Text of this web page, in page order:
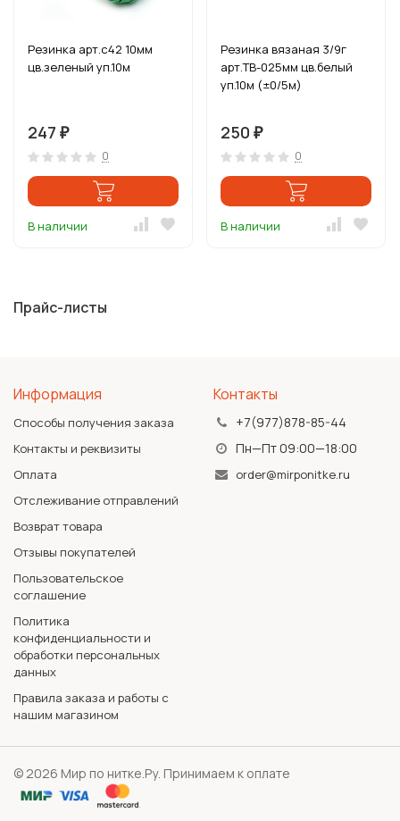
Резинка арт.с42 10мм
цв.зеленый уп.10м
247 ₽
0
В наличии
Резинка вязаная 3/9г
арт.ТВ-025мм цв.белый
уп.10м (±0/5м)
250 ₽
0
В наличии
Прайс-листы
Информация
Способы получения заказа
Контакты и реквизиты
Оплата
Отслеживание отправлений
Возврат товара
Отзывы покупателей
Пользовательское
соглашение
Политика
конфиденциальности и
обработки персональных
данных
Правила заказа и работы с
нашим магазином
Контакты
+7(977)878-85-44
Пн—Пт 09:00—18:00
order@mirponitke.ru
© 2026 Мир по нитке.Ру. Принимаем к оплате